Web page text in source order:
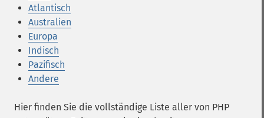
Atlantisch
Australien
Europa
Indisch
Pazifisch
Andere
Hier finden Sie die vollständige Liste aller von PHP